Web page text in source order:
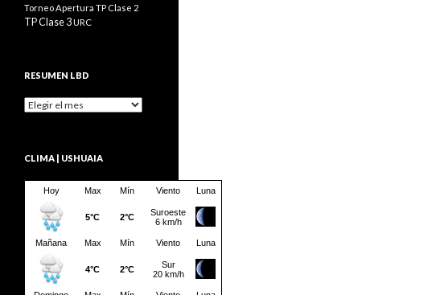
Torneo Apertura TP Clase 2
TP Clase 3URC
RESUMEN LBD
Resumen
CLIMA | USHUAIA